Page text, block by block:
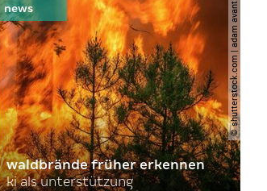
© shutterstock.com | adam avant
waldbrände früher erkennen
ki als unterstützung